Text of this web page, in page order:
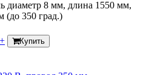
диаметр 8 мм, длина 1550 мм,
(до 350 град.)
+ Купить